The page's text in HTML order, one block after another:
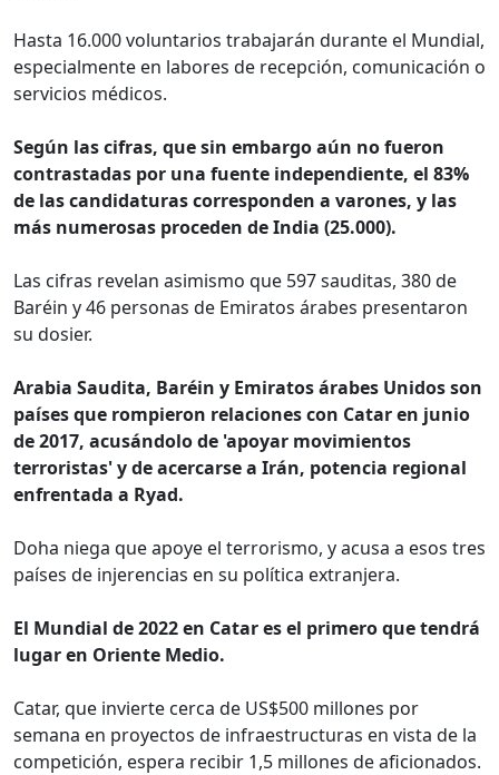
Hasta 16.000 voluntarios trabajarán durante el Mundial,
especialmente en labores de recepción, comunicación o
servicios médicos.
Según las cifras, que sin embargo aún no fueron
contrastadas por una fuente independiente, el 83%
de las candidaturas corresponden a varones, y las
más numerosas proceden de India (25.000).
Las cifras revelan asimismo que 597 sauditas, 380 de
Baréin y 46 personas de Emiratos árabes presentaron
su dosier.
Arabia Saudita, Baréin y Emiratos árabes Unidos son
países que rompieron relaciones con Catar en junio
de 2017, acusándolo de 'apoyar movimientos
terroristas' y de acercarse a Irán, potencia regional
enfrentada a Ryad.
Doha niega que apoye el terrorismo, y acusa a esos tres
países de injerencias en su política extranjera.
El Mundial de 2022 en Catar es el primero que tendrá
lugar en Oriente Medio.
Catar, que invierte cerca de US$500 millones por
semana en proyectos de infraestructuras en vista de la
competición, espera recibir 1,5 millones de aficionados.